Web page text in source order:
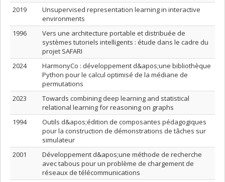
2019
Unsupervised representation learning in interactive
environments
1996
Vers une architecture portable et distribuée de
systèmes tutoriels intelligents : étude dans le cadre du
projet SAFARI
2024
HarmonyCo : développement d&apos;une bibliothèque
Python pour le calcul optimisé de la médiane de
permutations
2023
Towards combining deep learning and statistical
relational learning for reasoning on graphs
1994
Outils d&apos;édition de composantes pédagogiques
pour la construction de démonstrations de tâches sur
simulateur
2001
Développement d&apos;une méthode de recherche
avec tabous pour un problème de chargement de
réseaux de télécommunications